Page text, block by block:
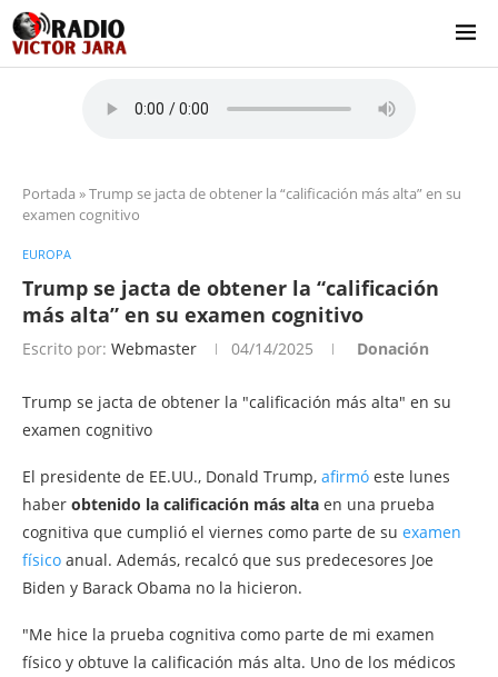
Portada »Trump se jacta de obtener la “calificación más alta” en su
examen cognitivo
EUROPA
Trump se jacta de obtener la “calificación
más alta” en su examen cognitivo
Escrito por: Webmaster 04/14/2025 Donación
Trump se jacta de obtener la "calificación más alta" en su
examen cognitivo
El presidente de EE.UU., Donald Trump, afirmó este lunes
haber obtenido la calificación más alta en una prueba
cognitiva que cumplió el viernes como parte de su examen
físico anual. Además, recalcó que sus predecesores Joe
Biden y Barack Obama no la hicieron.
"Me hice la prueba cognitiva como parte de mi examen
físico y obtuve la calificación más alta. Uno de los médicos